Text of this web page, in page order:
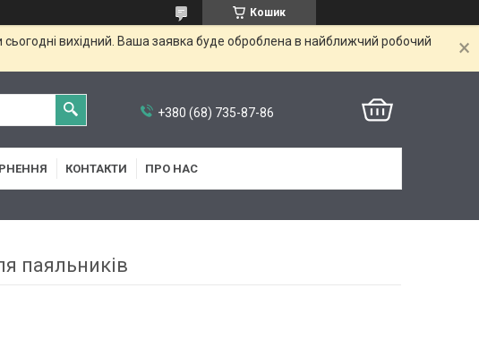
Кошик
вихідний. Ваша заявка буде оброблена в найближчий робочий
+380 (68) 735-87-86
КОНТАКТИ ПРО НАС
паяльників